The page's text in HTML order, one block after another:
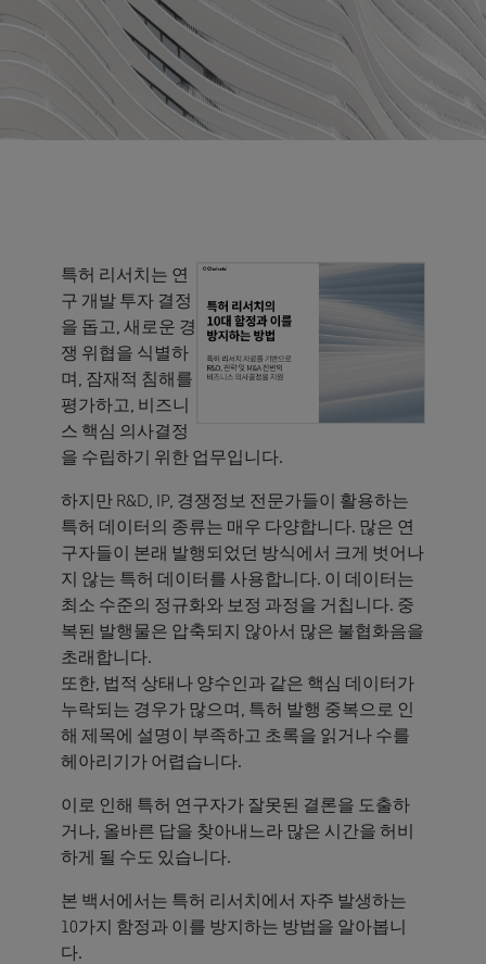
특허 리서치는 연
구 개발 투자 결정
을 돕고, 새로운 경
쟁 위협을 식별하
며, 잠재적 침해를
평가하고, 비즈니
스 핵심 의사결정
을 수립하기 위한 업무입니다.
하지만 R&D, IP, 경쟁정보 전문가들이 활용하는
특허 데이터의 종류는 매우 다양합니다. 많은 연
구자들이 본래 발행되었던 방식에서 크게 벗어나
지 않는 특허 데이터를 사용합니다. 이 데이터는
최소 수준의 정규화와 보정 과정을 거칩니다. 중
복된 발행물은 압축되지 않아서 많은 불협화음을
초래합니다.
또한, 법적 상태나 양수인과 같은 핵심 데이터가
누락되는 경우가 많으며, 특허 발행 중복으로 인
해 제목에 설명이 부족하고 초록을 읽거나 수를
헤아리기가 어렵습니다.
이로 인해 특허 연구자가 잘못된 결론을 도출하
거나, 올바른 답을 찾아내느라 많은 시간을 허비
하게 될 수도 있습니다.
본 백서에서는 특허 리서치에서 자주 발생하는
10가지 함정과 이를 방지하는 방법을 알아봅니
다.